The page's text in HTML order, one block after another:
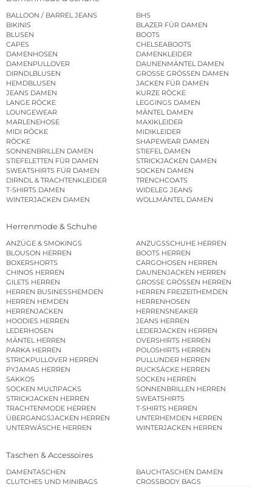
BALLOON / BARREL JEANS
BHS
BIKINIS
BLAZER FÜR DAMEN
BLUSEN
BOOTS
CAPES
CHELSEABOOTS
DAMENHOSEN
DAMENKLEIDER
DAMENPULLOVER
DAUNENMÄNTEL DAMEN
DIRNDLBLUSEN
GROSSE GRÖSSEN DAMEN
HEMDBLUSEN
JACKEN FÜR DAMEN
JEANS DAMEN
KURZE RÖCKE
LANGE RÖCKE
LEGGINGS DAMEN
LOUNGEWEAR
MÄNTEL DAMEN
MARLENEHOSE
MAXIKLEIDER
MIDI RÖCKE
MIDIKLEIDER
RÖCKE
SHAPEWEAR DAMEN
SONNENBRILLEN DAMEN
STIEFEL DAMEN
STIEFELETTEN FÜR DAMEN
STRICKJACKEN DAMEN
SWEATSHIRTS FÜR DAMEN
SOCKEN DAMEN
DIRNDL & TRACHTENKLEIDER
TRENCHCOATS
T-SHIRTS DAMEN
WIDELEG JEANS
WINTERJACKEN DAMEN
WOLLMÄNTEL DAMEN
Herrenmode & Schuhe
ANZÜGE & SMOKINGS
ANZUGSSCHUHE HERREN
BLOUSON HERREN
BOOTS HERREN
BOXERSHORTS
CARGOHOSEN HERREN
CHINOS HERREN
DAUNENJACKEN HERREN
GILETS HERREN
GROSSE GRÖSSEN HERREN
HERREN BUSINESSHEMDEN
HERREN FREIZEITHEMDEN
HERREN HEMDEN
HERRENHOSEN
HERRENJACKEN
HERRENSNEAKER
HOODIES HERREN
JEANS HERREN
LEDERHOSEN
LEDERJACKEN HERREN
MÄNTEL HERREN
OVERSHIRTS HERREN
PARKA HERREN
POLOSHIRTS HERREN
STRICKPULLOVER HERREN
PULLUNDER HERREN
PYJAMAS HERREN
RUCKSÄCKE HERREN
SAKKOS
SOCKEN HERREN
SOCKEN MULTIPACKS
SONNENBRILLEN HERREN
STRICKJACKEN HERREN
SWEATSHIRTS
TRACHTENMODE HERREN
T-SHIRTS HERREN
ÜBERGANGSJACKEN HERREN
UNTERHEMDEN HERREN
UNTERWÄSCHE HERREN
WINTERJACKEN HERREN
Taschen & Accessoires
DAMENTASCHEN
BAUCHTASCHEN DAMEN
CLUTCHES UND MINIBAGS
CROSSBODY BAGS